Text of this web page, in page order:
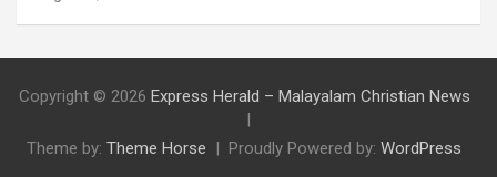
Copyright © 2026 Express Herald – Malayalam Christian News
Theme by: Theme Horse Proudly Powered by: WordPress